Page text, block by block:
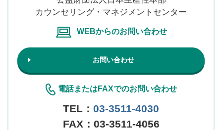
カウンセリング・マネジメントセンター
WEBからのお問い合わせ
お問い合わせ
電話またはFAXでのお問い合わせ
TEL： 03-3511-4030
FAX：03-3511-4056